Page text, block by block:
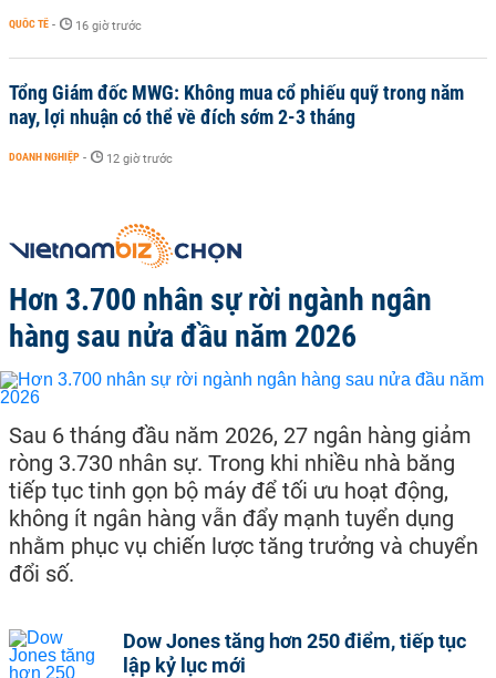
QUỐC TẾ - 16 giờ trước
Tổng Giám đốc MWG: Không mua cổ phiếu quỹ trong năm
nay, lợi nhuận có thể về đích sớm 2-3 tháng
DOANH NGHIỆP - 12 giờ trước
Hơn 3.700 nhân sự rời ngành ngân
hàng sau nửa đầu năm 2026
Sau 6 tháng đầu năm 2026, 27 ngân hàng giảm
ròng 3.730 nhân sự. Trong khi nhiều nhà băng
tiếp tục tinh gọn bộ máy để tối ưu hoạt động,
không ít ngân hàng vẫn đẩy mạnh tuyển dụng
nhằm phục vụ chiến lược tăng trưởng và chuyển
đổi số.
Dow Jones tăng hơn 250 điểm, tiếp tục
lập kỷ lục mới